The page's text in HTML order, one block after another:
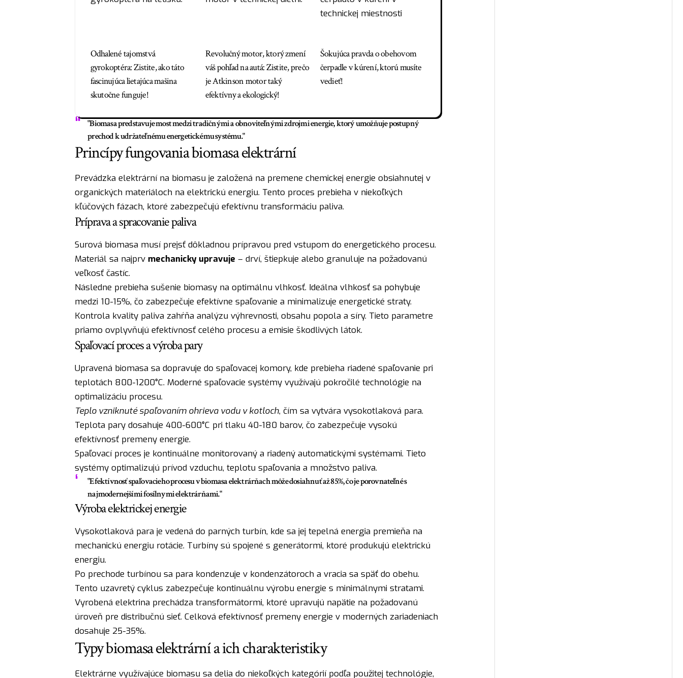
Odhalené tajomstvá
gyrokoptéra: Zistite, ako táto
fascinujúca lietajúca mašina
skutočne funguje!
Revolučný motor, ktorý zmení
váš pohľad na autá: Zistite, prečo
je Atkinson motor taký
efektívny a ekologický!
Šokujúca pravda o obehovom
čerpadle v kúrení, ktorú musíte
vedieť!
"Biomasa predstavuje most medzi tradičnými a obnoviteľnými zdrojmi energie, ktorý umožňuje postupný
prechod k udržateľnému energetickému systému."
Princípy fungovania biomasa elektrární
Prevádzka elektrární na biomasu je založená na premene chemickej energie obsiahnutej v
organických materiáloch na elektrickú energiu. Tento proces prebieha v niekoľkých
kľúčových fázach, ktoré zabezpečujú efektívnu transformáciu paliva.
Príprava a spracovanie paliva
Surová biomasa musí prejsť dôkladnou prípravou pred vstupom do energetického procesu.
Materiál sa najprv mechanicky upravuje – drví, štiepkuje alebo granuluje na požadovanú
veľkosť častíc.
Následne prebieha sušenie biomasy na optimálnu vlhkosť. Ideálna vlhkosť sa pohybuje
medzi 10-15%, čo zabezpečuje efektívne spaľovanie a minimalizuje energetické straty.
Kontrola kvality paliva zahŕňa analýzu výhrevnosti, obsahu popola a síry. Tieto parametre
priamo ovplyvňujú efektívnosť celého procesu a emisie škodlivých látok.
Spaľovací proces a výroba pary
Upravená biomasa sa dopravuje do spaľovacej komory, kde prebieha riadené spaľovanie pri
teplotách 800-1200°C. Moderné spaľovacie systémy využívajú pokročilé technológie na
optimalizáciu procesu.
Teplo vzniknuté spaľovaním ohrieva vodu v kotloch, čím sa vytvára vysokotlaková para.
Teplota pary dosahuje 400-600°C pri tlaku 40-180 barov, čo zabezpečuje vysokú
efektívnosť premeny energie.
Spaľovací proces je kontinuálne monitorovaný a riadený automatickými systémami. Tieto
systémy optimalizujú prívod vzduchu, teplotu spaľovania a množstvo paliva.
"Efektívnosť spaľovacieho procesu v biomasa elektrárňach môže dosiahnuť až 85%, čo je porovnateľné s
najmodernejšími fosílnymi elektrárňami."
Výroba elektrickej energie
Vysokotlaková para je vedená do parných turbín, kde sa jej tepelná energia premieňa na
mechanickú energiu rotácie. Turbíny sú spojené s generátormi, ktoré produkujú elektrickú
energiu.
Po prechode turbínou sa para kondenzuje v kondenzátoroch a vracia sa späť do obehu.
Tento uzavretý cyklus zabezpečuje kontinuálnu výrobu energie s minimálnymi stratami.
Vyrobená elektrina prechádza transformátormi, ktoré upravujú napätie na požadovanú
úroveň pre distribučnú sieť. Celková efektívnosť premeny energie v moderných zariadeniach
dosahuje 25-35%.
Typy biomasa elektrární a ich charakteristiky
Elektrárne využívajúce biomasu sa delia do niekoľkých kategórií podľa použitej technológie,